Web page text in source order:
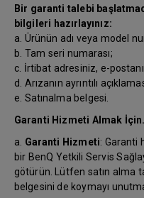
Bir garanti talebi
bilgileri hazırlayınız:
a. Ürünün adı veya model
b. Tam seri numarası;
c. İrtibat adresiniz, e-
d. Arızanın ayrıntılı
e. Satınalma belgesi.
Garanti Hizmeti Almak İçin.
a. Garanti Hizmeti: Garanti
bir BenQ Yetkili Servis
götürün. Lütfen satın alma
belgesini de koymayı